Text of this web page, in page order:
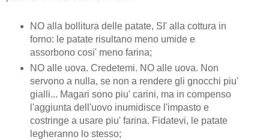
NO alla bollitura delle patate, SI' alla cottura in
forno: le patate risultano meno umide e
assorbono cosi' meno farina;
NO alle uova. Credetemi. NO alle uova. Non
servono a nulla, se non a rendere gli gnocchi piu'
gialli... Magari sono piu' carini, ma in compenso
l'aggiunta dell'uovo inumidisce l'impasto e
costringe a usare piu' farina. Fidatevi, le patate
legheranno lo stesso;